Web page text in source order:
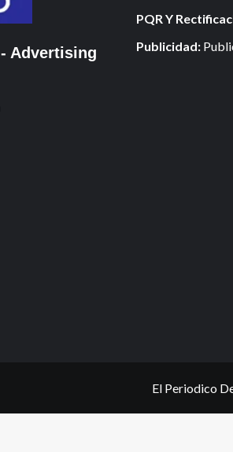
- Advertising
PQR Y
Publicidad: